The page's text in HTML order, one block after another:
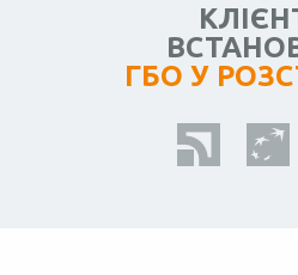
ГБО У